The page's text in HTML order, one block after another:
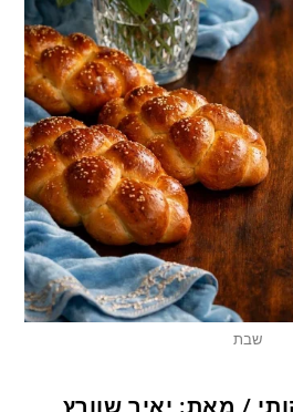
שבת